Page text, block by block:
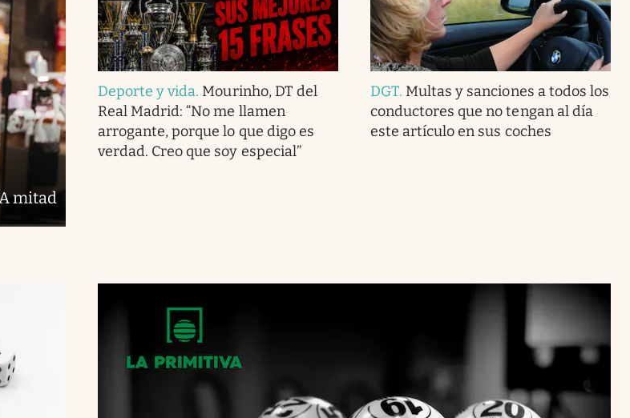
mitad
Deporte y vida. Mourinho, DT del
Real Madrid: “No me llamen
arrogante, porque lo que digo es
verdad. Creo que soy especial”
DGT. Multas y sanciones a todos los
conductores que no tengan al día
este artículo en sus coches